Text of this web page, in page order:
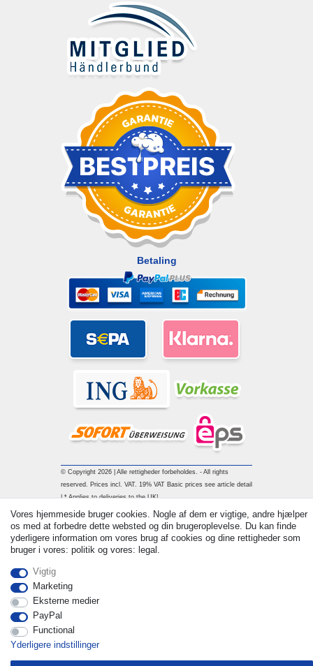
Betaling
© Copyright 2026 | Alle rettigheder forbeholdes. - All rights
reserved. Prices incl. VAT. 19% VAT Basic prices see article detail
| * Applies to deliveries to the UK!
Vores hjemmeside bruger cookies. Nogle af dem er vigtige, andre hjælper
os med at forbedre dette websted og din brugeroplevelse. Du kan finde
yderligere information om vores brug af cookies og dine rettigheder som
bruger i vores: politik og vores: legal.
Vigtig
Marketing
Eksterne medier
PayPal
Functional
Yderligere indstillinger
Withdraw from contract here Kontakt